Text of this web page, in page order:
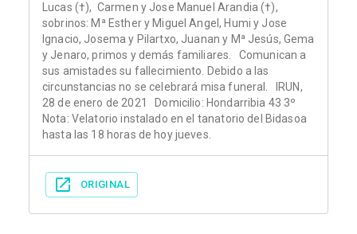
Lucas (†), Carmen y Jose Manuel Arandia (†),
sobrinos: Mª Esther y Miguel Angel, Humi y Jose
Ignacio, Josema y Pilartxo, Juanan y Mª Jesús, Gema
y Jenaro, primos y demás familiares. Comunican a
sus amistades su fallecimiento. Debido a las
circunstancias no se celebrará misa funeral. IRUN,
28 de enero de 2021 Domicilio: Hondarribia 43 3º
Nota: Velatorio instalado en el tanatorio del Bidasoa
hasta las 18 horas de hoy jueves.
ORIGINAL